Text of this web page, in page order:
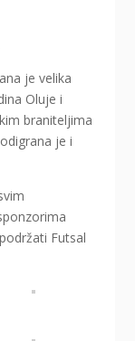
je velika
Oluje i
braniteljima
je i
Futsal